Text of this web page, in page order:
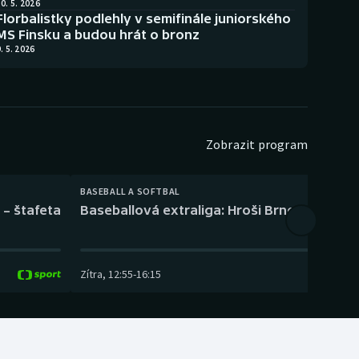
5. 2026
podlehly v semifinále juniorského
Finsku a budou hrát o bronz
5. 2026
Zobrazit program
– štafeta
BASEBALL A SOFTBAL
Baseballová extraliga: Hroši Brno – Eagles
Zítra, 12:55-16:15